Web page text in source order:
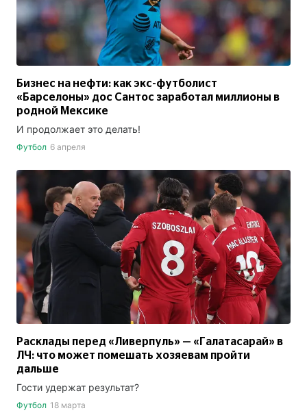
Бизнес на нефти: как экс-футболист
«Барселоны» дос Сантос заработал миллионы в
родной Мексике
И продолжает это делать!
Футбол 6 апреля
Расклады перед «Ливерпуль» — «Галатасарай» в
ЛЧ: что может помешать хозяевам пройти
дальше
Гости удержат результат?
Футбол 18 марта